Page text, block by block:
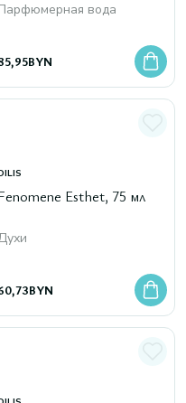
вода
BYN
Esthet, 75 мл
BYN